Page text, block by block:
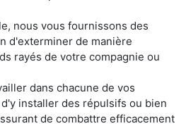
nous vous fournissons des
d'exterminer de manière
rayés de votre compagnie ou
dans chacune de vos
installer des répulsifs ou bien
de combattre efficacement